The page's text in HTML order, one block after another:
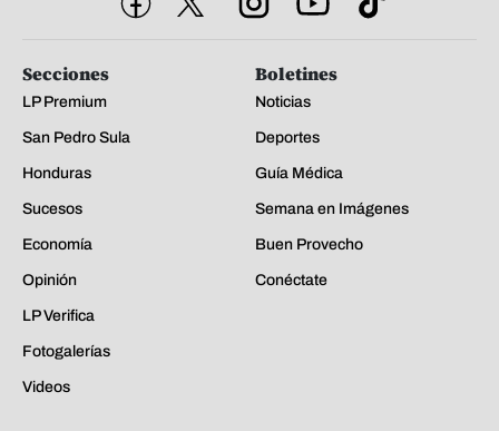
Secciones
LP Premium
San Pedro Sula
Honduras
Sucesos
Economía
Opinión
LP Verifica
Fotogalerías
Videos
Boletines
Noticias
Deportes
Guía Médica
Semana en Imágenes
Buen Provecho
Conéctate